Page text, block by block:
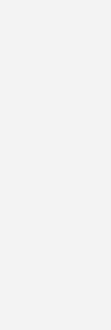
aber angelehnt an die
laut Ampel-Plänen bis zu 100
Verfügung stehen, so Fischer
Verdopplung der jetzigen
einhält, könnten so nach IW-
zusätzlich eingespart
liefern die Solaranlagen: Ganze
weniger ausstoßen. Die
86 Millionen Tonnen gespart,
Tonnen den größeren
die Umsetzung
das Land nicht klimaneutral
Jahre hätten gezeigt, dass die
Genehmigungsverfahren
Flächen für Windräder
für
auch die besten Ziele
Probleme in ihrem
Fehlern der Großen Koalition
Andreas Fischer. An ihren
Regierung in den kommenden